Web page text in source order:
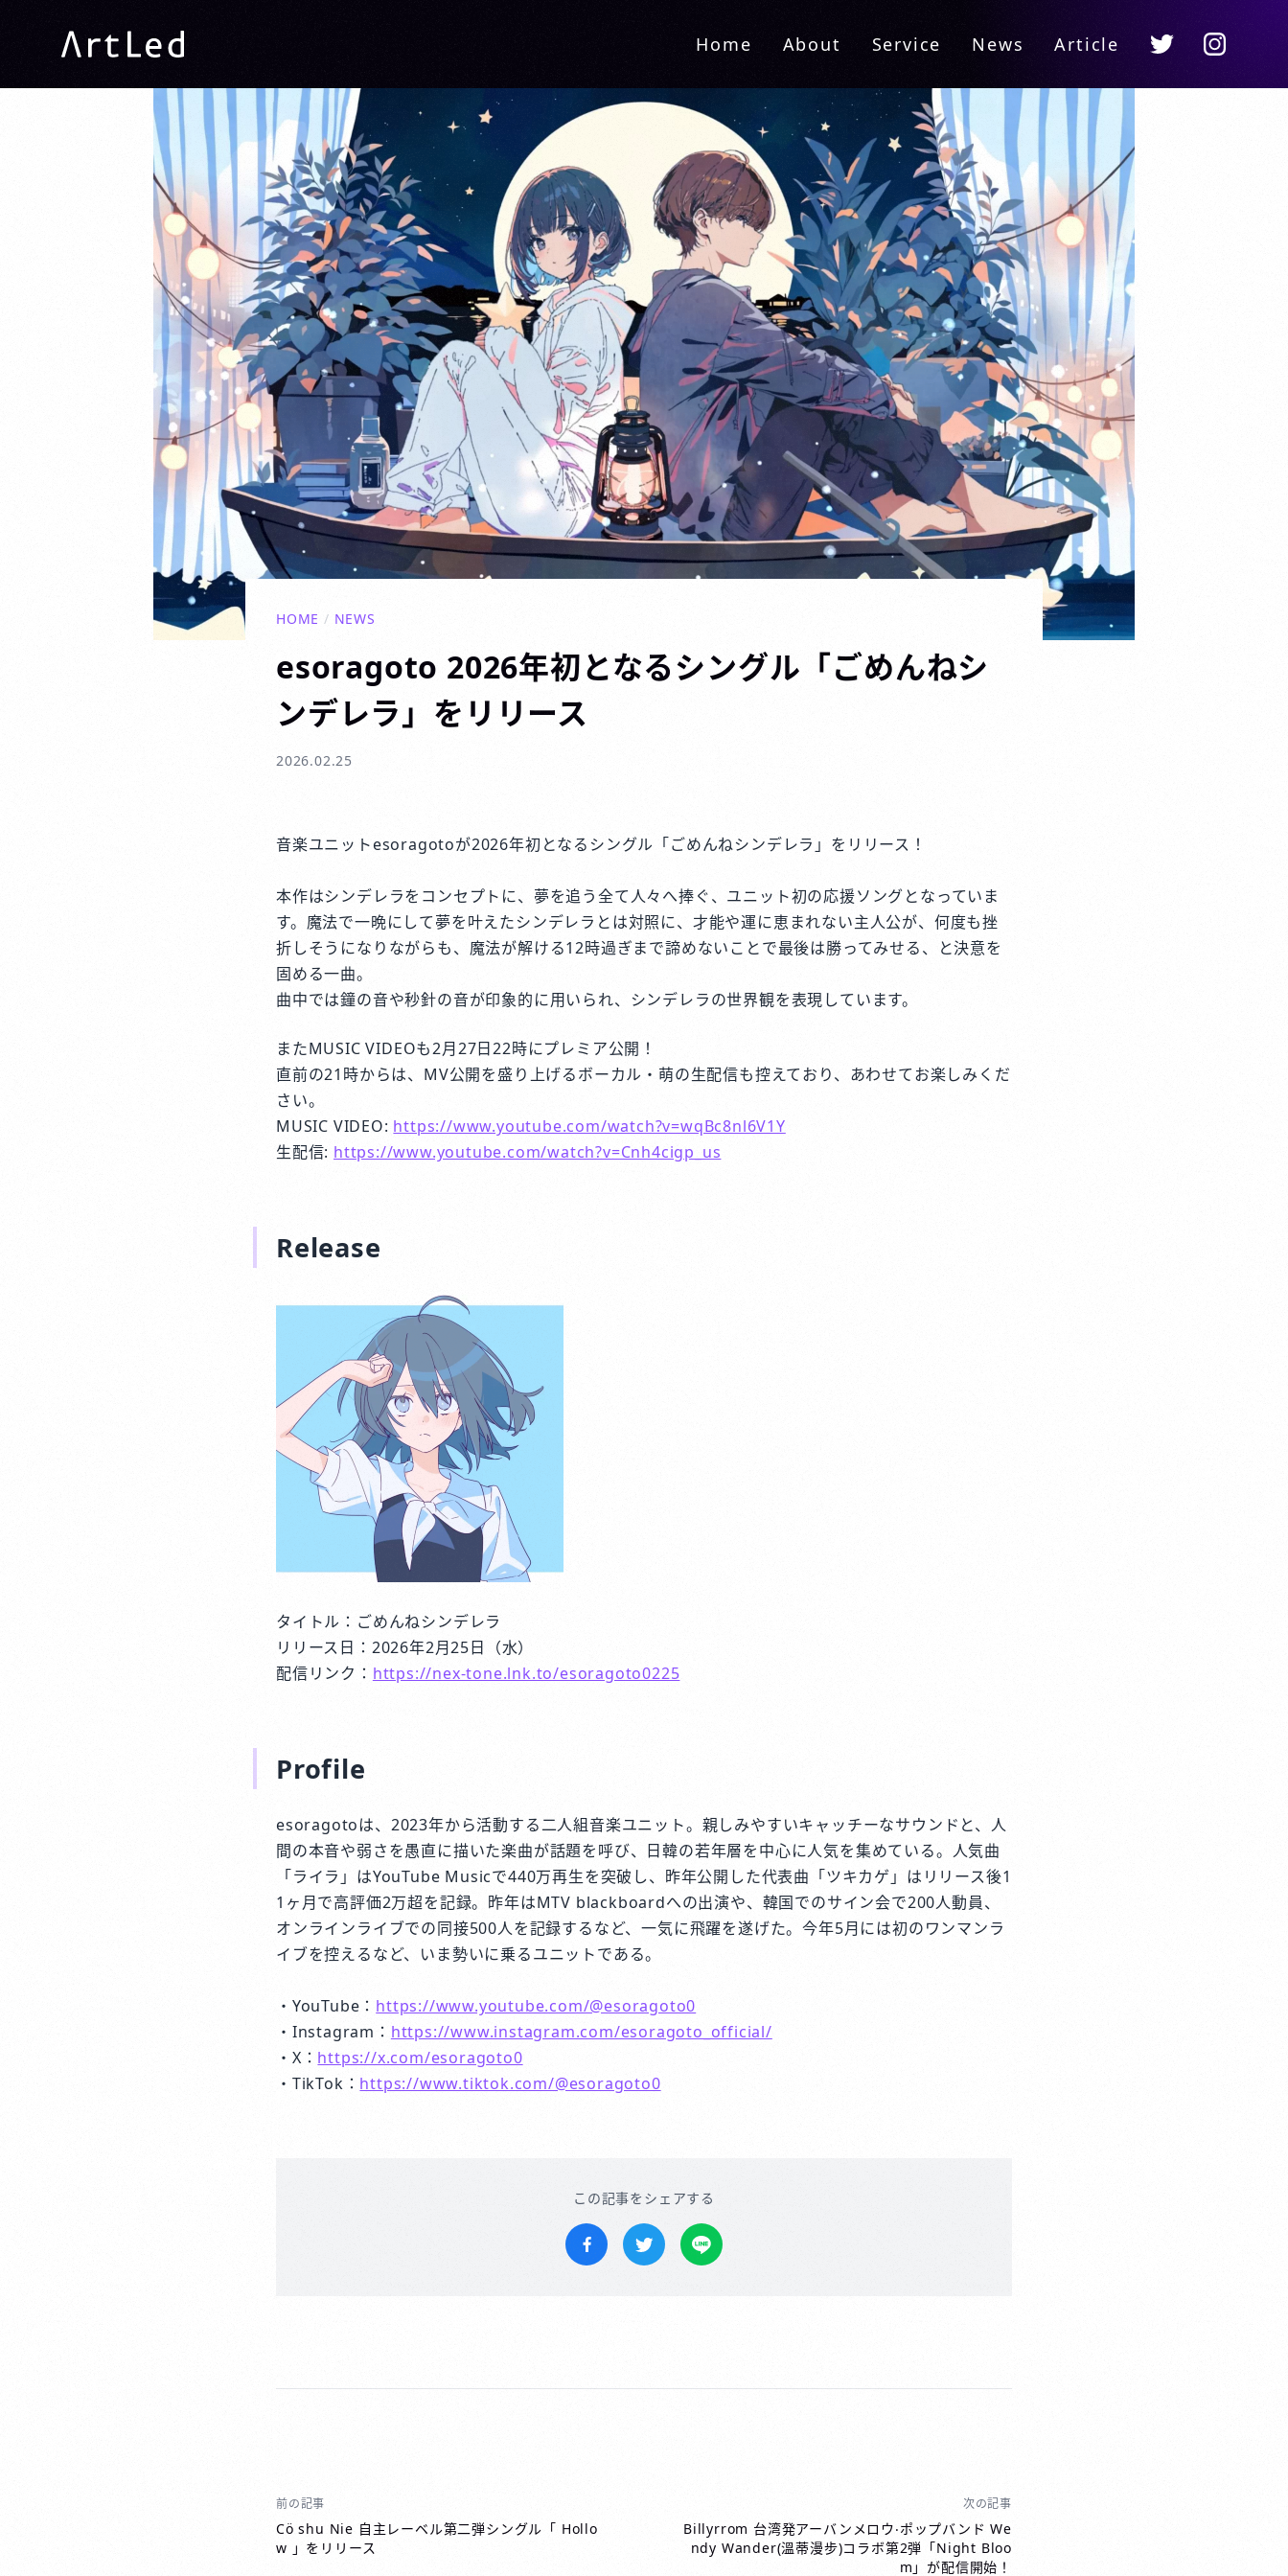
ArtLed Home About Service News Article Twitter Instagram
HOME / NEWS
esoragoto 2026年初となるシングル「ごめんねシ
ンデレラ」をリリース
2026.02.25
音楽ユニットesoragotoが2026年初となるシングル「ごめんねシンデレラ」をリリース！
本作はシンデレラをコンセプトに、夢を追う全て人々へ捧ぐ、ユニット初の応援ソングとなっていま
す。魔法で一晩にして夢を叶えたシンデレラとは対照に、才能や運に恵まれない主人公が、何度も挫
折しそうになりながらも、魔法が解ける12時過ぎまで諦めないことで最後は勝ってみせる、と決意を
固める一曲。
曲中では鐘の音や秒針の音が印象的に用いられ、シンデレラの世界観を表現しています。
またMUSIC VIDEOも2月27日22時にプレミア公開！
直前の21時からは、MV公開を盛り上げるボーカル・萌の生配信も控えており、あわせてお楽しみくだ
さい。
MUSIC VIDEO: https://www.youtube.com/watch?v=wqBc8nl6V1Y
生配信: https://www.youtube.com/watch?v=Cnh4cigp_us
Release
タイトル：ごめんねシンデレラ
リリース日：2026年2月25日（水）
配信リンク： https://nex-tone.lnk.to/esoragoto0225
Profile
esoragotoは、2023年から活動する二人組音楽ユニット。親しみやすいキャッチーなサウンドと、人
間の本音や弱さを愚直に描いた楽曲が話題を呼び、日韓の若年層を中心に人気を集めている。人気曲
「ライラ」はYouTube Musicで440万再生を突破し、昨年公開した代表曲「ツキカゲ」はリリース後1
1ヶ月で高評価2万超を記録。昨年はMTV blackboardへの出演や、韓国でのサイン会で200人動員、
オンラインライブでの同接500人を記録するなど、一気に飛躍を遂げた。今年5月には初のワンマンラ
イブを控えるなど、いま勢いに乗るユニットである。
・YouTube： https://www.youtube.com/@esoragoto0
・Instagram： https://www.instagram.com/esoragoto_official/
・X： https://x.com/esoragoto0
・TikTok： https://www.tiktok.com/@esoragoto0
この記事をシェアする
Facebookでシェア
Twitterでツイートする
LINEで送る
投
稿
ナ
前の記事
Cö shu Nie 自主レーベル第二弾シングル「 Hollo
w 」をリリース
次の記事
Billyrrom 台湾発アーバンメロウ‧ポップバンド We
ndy Wander(溫蒂漫步)コラボ第2弾「Night Bloo
m」が配信開始！